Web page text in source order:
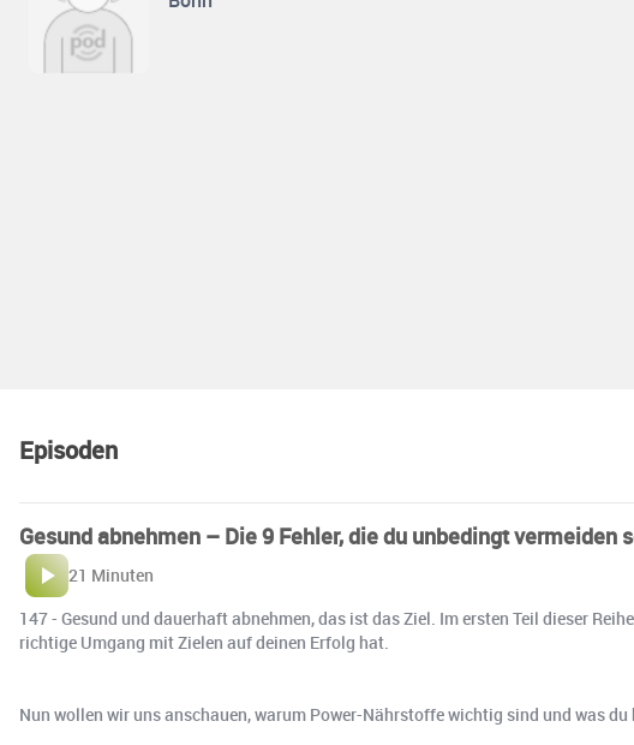
Episoden
Gesund abnehmen – Die 9 Fehler, die du unbedingt vermeiden
21 Minuten
147 - Gesund und dauerhaft abnehmen, das ist das Ziel. Im ersten Teil dieser
richtige Umgang mit Zielen auf deinen Erfolg hat.
Nun wollen wir uns anschauen, warum Power-Nährstoffe wichtig sind und was